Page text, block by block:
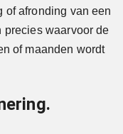
of afronding van een
precies waarvoor de
of maanden wordt